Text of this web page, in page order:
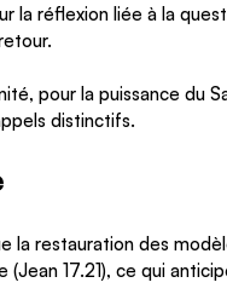
la réflexion liée à la
pour la puissance du
distinctifs.
la restauration des
17.21), ce qui